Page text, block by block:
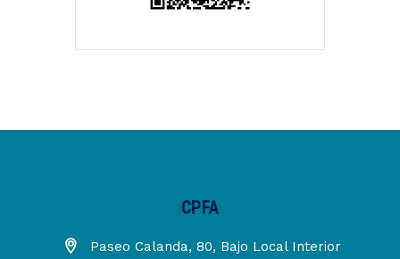
CPFA
Paseo Calanda, 80, Bajo Local Interior